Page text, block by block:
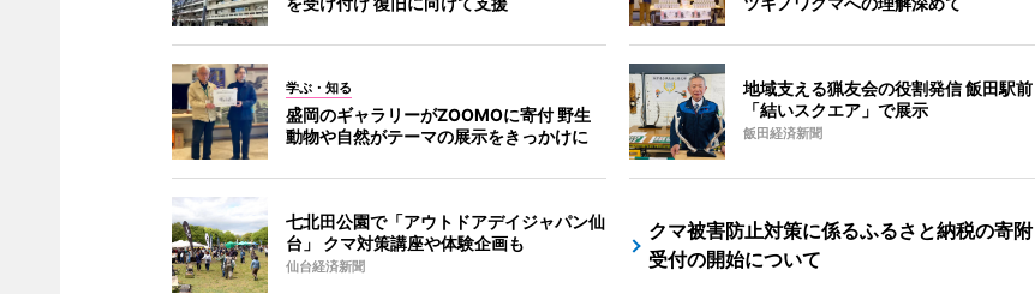
学ぶ・知る
盛岡のギャラリーがZOOMOに寄付 野生
動物や自然がテーマの展示をきっかけに
地域支える猟友会の役割発信 飯田駅前
「結いスクエア」で展示
飯田経済新聞
七北田公園で「アウトドアデイジャパン仙
台」 クマ対策講座や体験企画も
仙台経済新聞
クマ被害防止対策に係るふるさと納税の寄附
受付の開始について